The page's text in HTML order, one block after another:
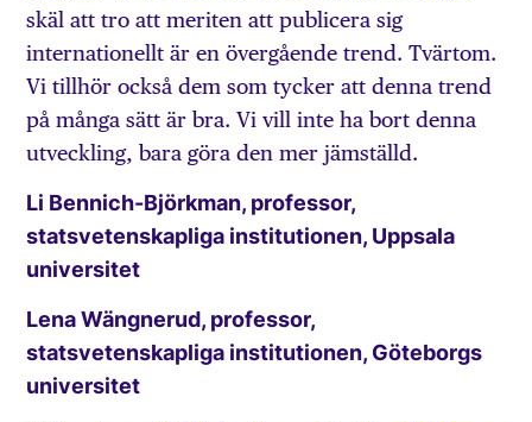
skäl att tro att meriten att publicera sig
internationellt är en övergående trend. Tvärtom.
Vi tillhör också dem som tycker att denna trend
på många sätt är bra. Vi vill inte ha bort denna
utveckling, bara göra den mer jämställd.
Li Bennich-Björkman, professor,
statsvetenskapliga institutionen, Uppsala
universitet
Lena Wängnerud, professor,
statsvetenskapliga institutionen, Göteborgs
universitet